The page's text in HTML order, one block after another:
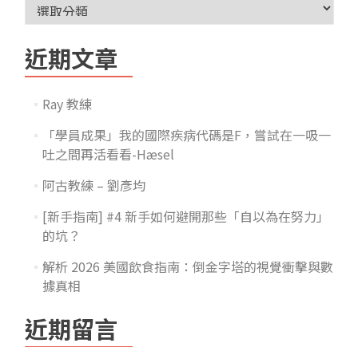
近期文章
Ray 教練
「學員成果」我的國際疾病代碼是F，嘗試在一吸一
吐之間再活看看-Hæsel
阿古教練 – 劉彥均
[新手指南] #4 新手如何避開那些「自以為在努力」
的坑？
解析 2026 美國飲食指南：倒金字塔的視覺衝擊與數
據真相
近期留言